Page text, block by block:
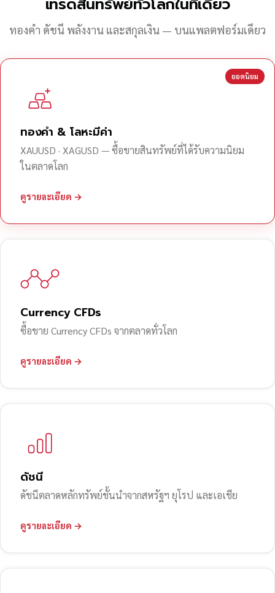
ทองคำ ดัชนี พลังงาน และสกุลเงิน — บนแพลตฟอร์มเดียว
ยอดนิยม
ทองคำ & โลหะมีค่า
XAUUSD · XAGUSD — ซื้อขายสินทรัพย์ที่ได้รับความนิยม
ในตลาดโลก
ดูรายละเอียด →
Currency CFDs
ซื้อขาย Currency CFDs จากตลาดทั่วโลก
ดูรายละเอียด →
ดัชนี
ดัชนีตลาดหลักทรัพย์ชั้นนำจากสหรัฐฯ ยุโรป และเอเชีย
ดูรายละเอียด →